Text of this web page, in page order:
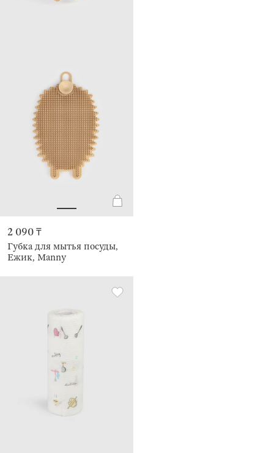
2 090 ₸
Губка для мытья посуды,
Ежик, Manny